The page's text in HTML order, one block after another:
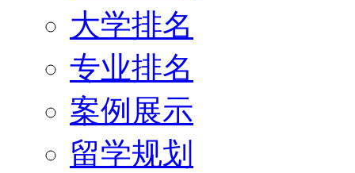
大学排名
专业排名
案例展示
留学规划